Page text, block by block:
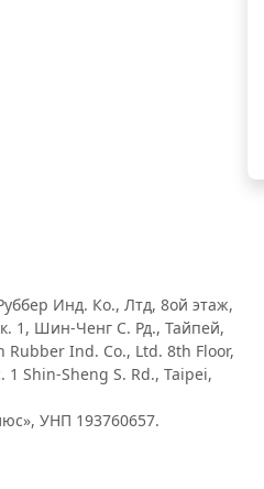
Инд. Ко., Лтд, 8ой этаж,
1, Шин-Ченг С. Рд., Тайпей,
Rubber Ind. Co., Ltd. 8th Floor,
Shin-Sheng S. Rd., Taipei,
УНП 193760657.